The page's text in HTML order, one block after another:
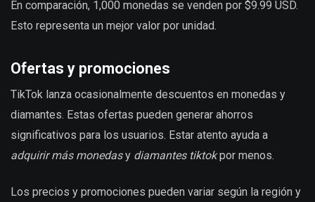
En comparación, 1,000 monedas se venden por $9.99 USD.
Esto representa un mejor valor por unidad.
Ofertas y promociones
TikTok lanza ocasionalmente descuentos en monedas y
diamantes. Estas ofertas pueden generar ahorros
significativos para los usuarios. Estar atento ayuda a
adquirir más monedasy diamantes tiktokpor menos.
Los precios y promociones pueden variar según la región y